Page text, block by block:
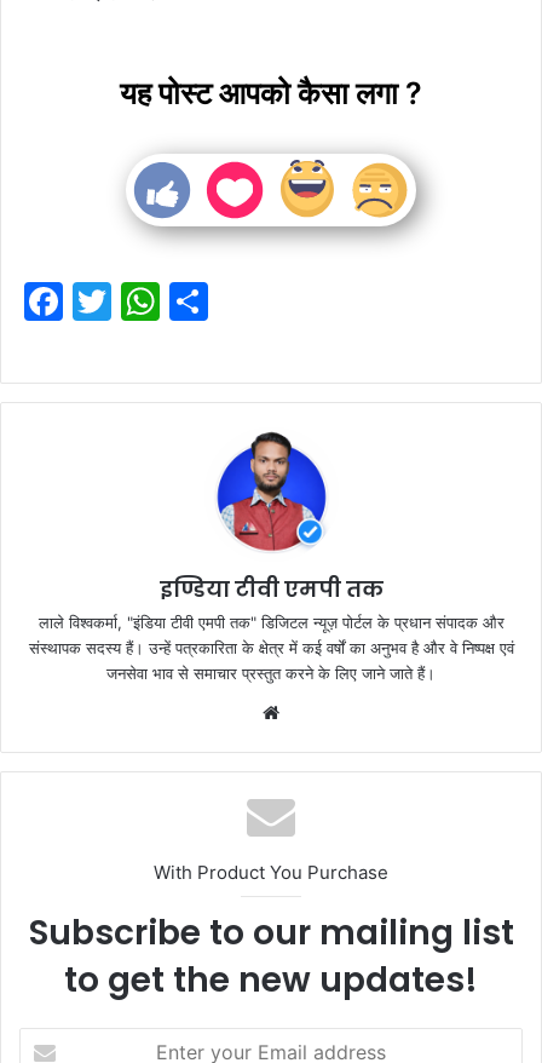
यह पोस्ट आपको कैसा लगा ?
F
c
e
T
itt
er
W
at
s
ar
e
इण्डिया टीवी एमपी तक
लाले विश्वकर्मा, "इंडिया टीवी एमपी तक" डिजिटल न्यूज़ पोर्टल के प्रधान संपादक और
संस्थापक सदस्य हैं। उन्हें पत्रकारिता के क्षेत्र में कई वर्षों का अनुभव है और वे निष्पक्ष एवं
जनसेवा भाव से समाचार प्रस्तुत करने के लिए जाने जाते हैं।
With Product You Purchase
Subscribe to our mailing list
to get the new updates!